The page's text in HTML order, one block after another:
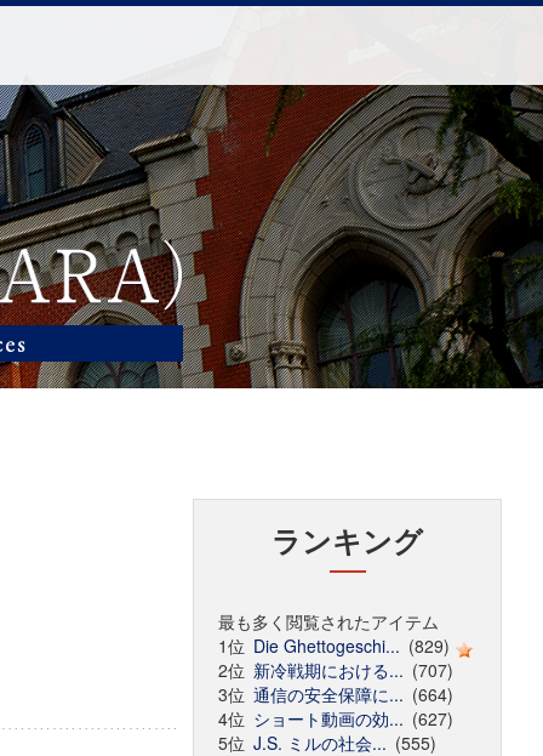
ランキング
最も多く閲覧されたアイテム
1位 Die Ghettogeschi... (829)
2位 新冷戦期における... (707)
3位 通信の安全保障に... (664)
4位 ショート動画の効... (627)
5位 J.S. ミルの社会... (555)